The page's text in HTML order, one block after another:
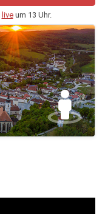
liveum 13 Uhr.